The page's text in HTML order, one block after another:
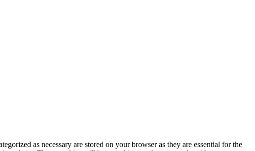
as necessary are stored on your browser as they are essential for the